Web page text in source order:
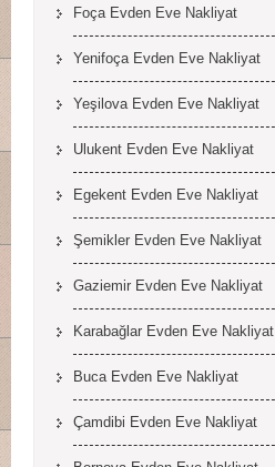
Foça Evden Eve Nakliyat
Yenifoça Evden Eve Nakliyat
Yeşilova Evden Eve Nakliyat
Ulukent Evden Eve Nakliyat
Egekent Evden Eve Nakliyat
Şemikler Evden Eve Nakliyat
Gaziemir Evden Eve Nakliyat
Karabağlar Evden Eve Nakliyat
Buca Evden Eve Nakliyat
Çamdibi Evden Eve Nakliyat